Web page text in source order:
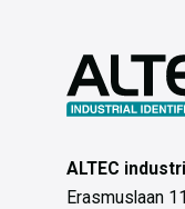
ALTEC
Erasmuslaan